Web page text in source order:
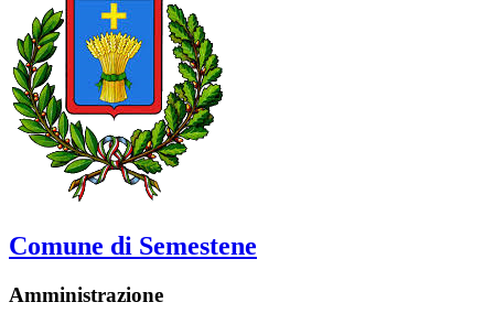
Comune di Semestene
Amministrazione